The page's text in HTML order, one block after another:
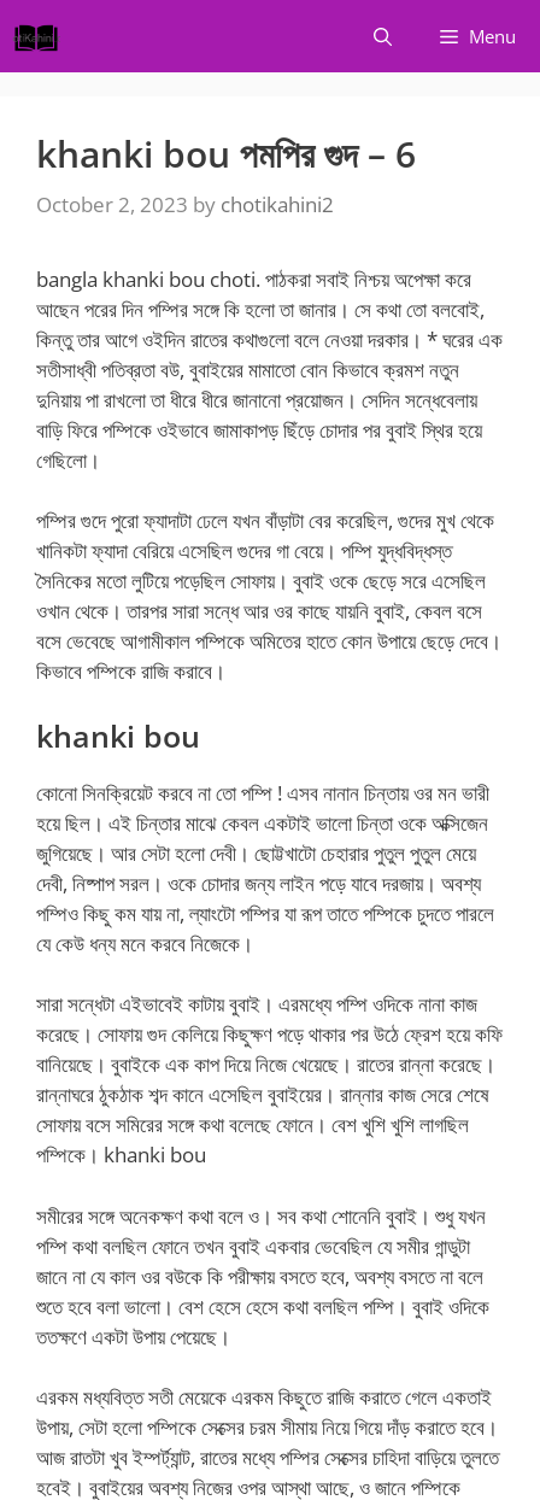
to
content
Menu
khanki bou পমপির গুদ – 6
October 2, 2023 by chotikahini2
bangla khanki bou choti. পাঠকরা সবাই নিশ্চয় অপেক্ষা করে
আছেন পরের দিন পম্পির সঙ্গে কি হলো তা জানার। সে কথা তো বলবোই,
কিন্তু তার আগে ওইদিন রাতের কথাগুলো বলে নেওয়া দরকার। * ঘরের এক
সতীসাধ্বী পতিব্রতা বউ, বুবাইয়ের মামাতো বোন কিভাবে ক্রমশ নতুন
দুনিয়ায় পা রাখলো তা ধীরে ধীরে জানানো প্রয়োজন। সেদিন সন্ধেবেলায়
বাড়ি ফিরে পম্পিকে ওইভাবে জামাকাপড় ছিঁড়ে চোদার পর বুবাই স্থির হয়ে
গেছিলো।
পম্পির গুদে পুরো ফ্যাদাটা ঢেলে যখন বাঁড়াটা বের করেছিল, গুদের মুখ থেকে
খানিকটা ফ্যাদা বেরিয়ে এসেছিল গুদের গা বেয়ে। পম্পি যুদ্ধবিদ্ধস্ত
সৈনিকের মতো লুটিয়ে পড়েছিল সোফায়। বুবাই ওকে ছেড়ে সরে এসেছিল
ওখান থেকে। তারপর সারা সন্ধে আর ওর কাছে যায়নি বুবাই, কেবল বসে
বসে ভেবেছে আগামীকাল পম্পিকে অমিতের হাতে কোন উপায়ে ছেড়ে দেবে।
কিভাবে পম্পিকে রাজি করাবে।
khanki bou
কোনো সিনক্রিয়েট করবে না তো পম্পি ! এসব নানান চিন্তায় ওর মন ভারী
হয়ে ছিল। এই চিন্তার মাঝে কেবল একটাই ভালো চিন্তা ওকে অক্সিজেন
জুগিয়েছে। আর সেটা হলো দেবী। ছোট্টখাটো চেহারার পুতুল পুতুল মেয়ে
দেবী, নিষ্পাপ সরল। ওকে চোদার জন্য লাইন পড়ে যাবে দরজায়। অবশ্য
পম্পিও কিছু কম যায় না, ল্যাংটো পম্পির যা রূপ তাতে পম্পিকে চুদতে পারলে
যে কেউ ধন্য মনে করবে নিজেকে।
সারা সন্ধেটা এইভাবেই কাটায় বুবাই। এরমধ্যে পম্পি ওদিকে নানা কাজ
করেছে। সোফায় গুদ কেলিয়ে কিছুক্ষণ পড়ে থাকার পর উঠে ফ্রেশ হয়ে কফি
বানিয়েছে। বুবাইকে এক কাপ দিয়ে নিজে খেয়েছে। রাতের রান্না করেছে।
রান্নাঘরে ঠুকঠাক শব্দ কানে এসেছিল বুবাইয়ের। রান্নার কাজ সেরে শেষে
সোফায় বসে সমিরের সঙ্গে কথা বলেছে ফোনে। বেশ খুশি খুশি লাগছিল
পম্পিকে। khanki bou
সমীরের সঙ্গে অনেকক্ষণ কথা বলে ও। সব কথা শোনেনি বুবাই। শুধু যখন
পম্পি কথা বলছিল ফোনে তখন বুবাই একবার ভেবেছিল যে সমীর গান্ডুটা
জানে না যে কাল ওর বউকে কি পরীক্ষায় বসতে হবে, অবশ্য বসতে না বলে
শুতে হবে বলা ভালো। বেশ হেসে হেসে কথা বলছিল পম্পি। বুবাই ওদিকে
ততক্ষণে একটা উপায় পেয়েছে।
এরকম মধ্যবিত্ত সতী মেয়েকে এরকম কিছুতে রাজি করাতে গেলে একতাই
উপায়, সেটা হলো পম্পিকে সেক্সের চরম সীমায় নিয়ে গিয়ে দাঁড় করাতে হবে।
আজ রাতটা খুব ইম্পর্ট্যান্ট, রাতের মধ্যে পম্পির সেক্সের চাহিদা বাড়িয়ে তুলতে
হবেই। বুবাইয়ের অবশ্য নিজের ওপর আস্থা আছে, ও জানে পম্পিকে